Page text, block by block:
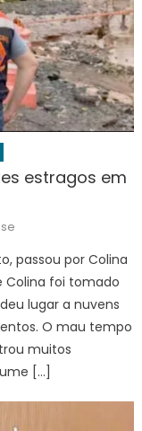
estragos em
passou por Colina
Colina foi tomado
lugar a nuvens
O mau tempo
muitos
[…]